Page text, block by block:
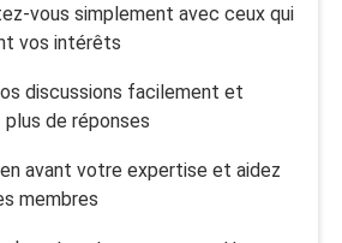
vous simplement avec ceux qui
vos intérêts
discussions facilement et
de réponses
avant votre expertise et aidez
membres